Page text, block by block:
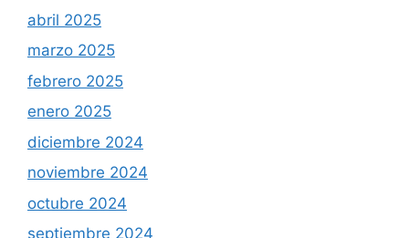
abril 2025
marzo 2025
febrero 2025
enero 2025
diciembre 2024
noviembre 2024
octubre 2024
septiembre 2024